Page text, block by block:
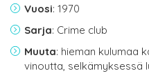
Vuosi: 1970
Sarja: Crime club
Muuta: hieman kulumaa
vinoutta, selkämyksessä